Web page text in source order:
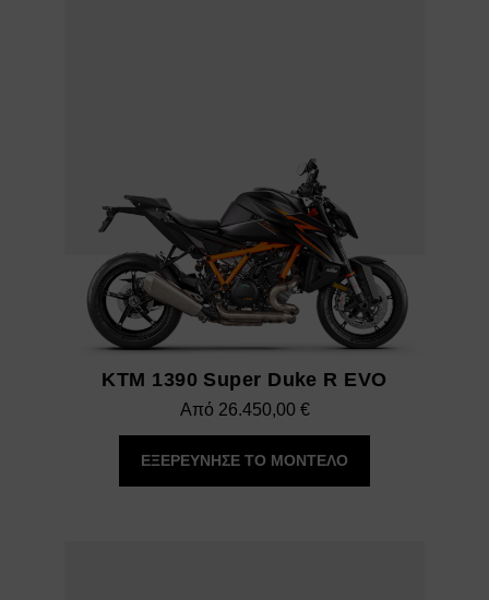
KTM 1390 Super Duke R EVO
Από 26.450,00 €
ΕΞΕΡΕΥΝΗΣΕ ΤΟ ΜΟΝΤΕΛΟ